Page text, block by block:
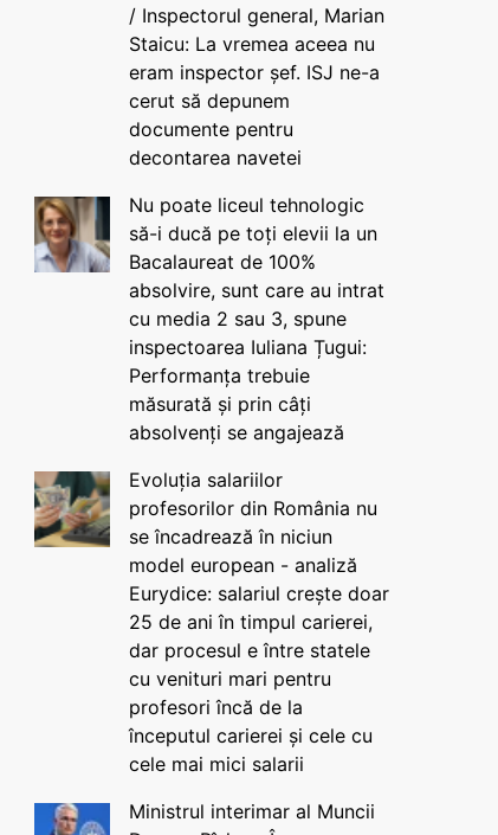
/ Inspectorul general, Marian
Staicu: La vremea aceea nu
eram inspector șef. ISJ ne-a
cerut să depunem
documente pentru
decontarea navetei
Nu poate liceul tehnologic
să-i ducă pe toți elevii la un
Bacalaureat de 100%
absolvire, sunt care au intrat
cu media 2 sau 3, spune
inspectoarea Iuliana Țugui:
Performanța trebuie
măsurată și prin câți
absolvenți se angajează
Evoluția salariilor
profesorilor din România nu
se încadrează în niciun
model european - analiză
Eurydice: salariul crește doar
25 de ani în timpul carierei,
dar procesul e între statele
cu venituri mari pentru
profesori încă de la
începutul carierei și cele cu
cele mai mici salarii
Ministrul interimar al Muncii